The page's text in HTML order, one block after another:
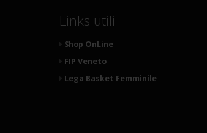
Links utili
Shop OnLine
FIP Veneto
Lega Basket Femminile